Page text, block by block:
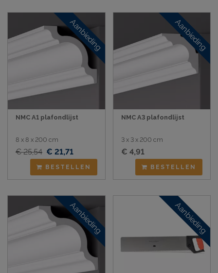
Aanbieding
NMC A1 plafondlijst
8 x 8 x 200 cm
€ 25,54 € 21,71
BESTELLEN
Aanbieding
NMC A3 plafondlijst
3 x 3 x 200 cm
€ 4,91
BESTELLEN
Aanbieding Aanbieding